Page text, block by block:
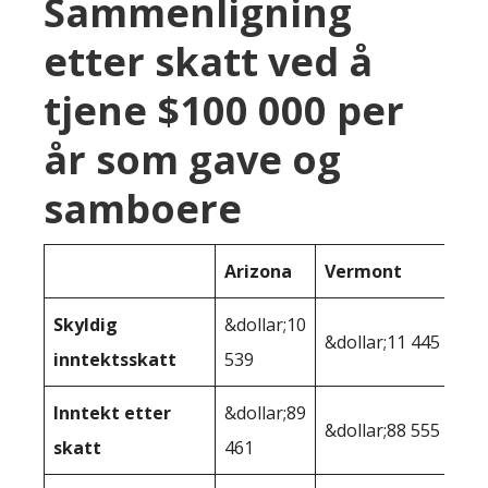
Sammenligning
etter skatt ved å
tjene $100 000 per
år som gave og
samboere
Arizona Vermont
Skyldig
inntektsskatt
&dollar;10
539
&dollar;11 445
Inntekt etter
skatt
&dollar;89
461
&dollar;88 555